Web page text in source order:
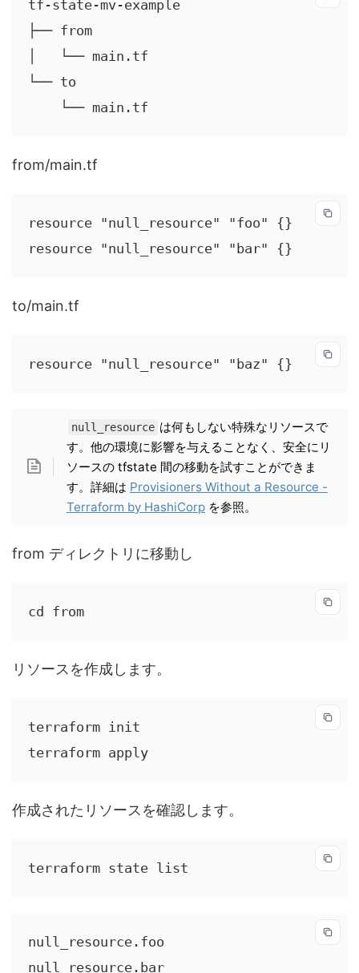
tf-state-mv-example
├── from
│   └── main.tf
└── to
    └── main.tf
from/main.tf
resource "null_resource" "foo" {}
resource "null_resource" "bar" {}
to/main.tf
resource "null_resource" "baz" {}
null_resource は何もしない特殊なリソースで
す。他の環境に影響を与えることなく、安全にリ
ソースの tfstate 間の移動を試すことができま
す。詳細は Provisioners Without a Resource -
Terraform by HashiCorpを参照。
from ディレクトリに移動し
cd from
リソースを作成します。
terraform init
terraform apply
作成されたリソースを確認します。
terraform state list
null_resource.foo
null_resource.bar